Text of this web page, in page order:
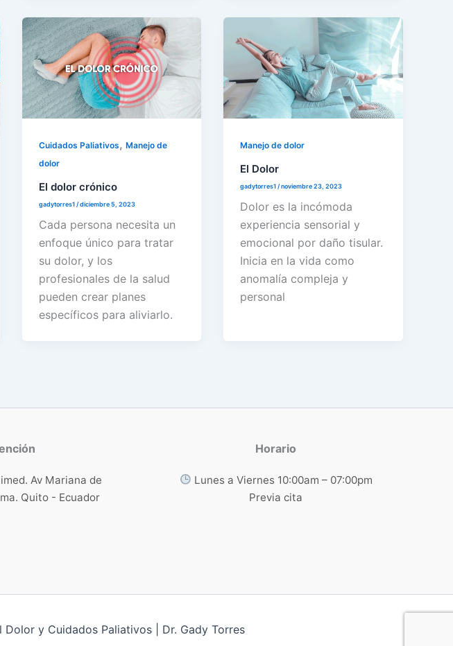
Cuidados Paliativos, Manejo de
dolor
El dolor crónico
gadytorres1/diciembre 5, 2023
Cada persona necesita un
enfoque único para tratar
su dolor, y los
profesionales de la salud
pueden crear planes
específicos para aliviarlo.
Manejo de dolor
El Dolor
gadytorres1/noviembre 23, 2023
Dolor es la incómoda
experiencia sensorial y
emocional por daño tisular.
Inicia en la vida como
anomalía compleja y
personal
Av Mariana de
Quito - Ecuador
Horario
Lunes a Viernes 10:00am – 07:00pm
Previa cita
y Cuidados Paliativos | Dr. Gady Torres